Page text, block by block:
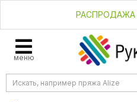
РАСПРОДАЖА
меню